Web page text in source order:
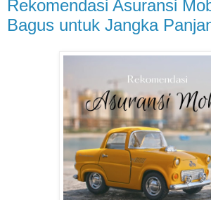
Rekomendasi Asuransi
Bagus untuk Jangka